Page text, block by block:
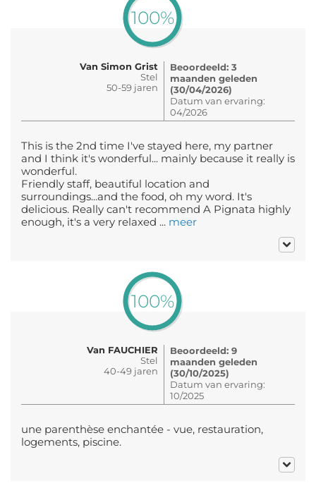
100%
Van Simon Grist
Stel
50-59 jaren
Beoordeeld: 3
maanden geleden
(30/04/2026)
Datum van ervaring:
04/2026
This is the 2nd time I've stayed here, my partner
and I think it's wonderful... mainly because it really is
wonderful.
Friendly staff, beautiful location and
surroundings...and the food, oh my word. It's
delicious. Really can't recommend A Pignata highly
enough, it's a very relaxed ... meer
100%
Van FAUCHIER
Stel
40-49 jaren
Beoordeeld: 9
maanden geleden
(30/10/2025)
Datum van ervaring:
10/2025
une parenthèse enchantée - vue, restauration,
logements, piscine.